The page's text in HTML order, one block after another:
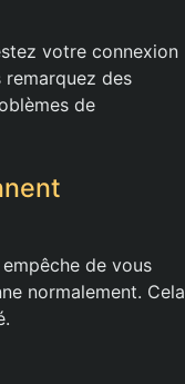
votre connexion
remarquez des
de
de vous
normalement. Cela